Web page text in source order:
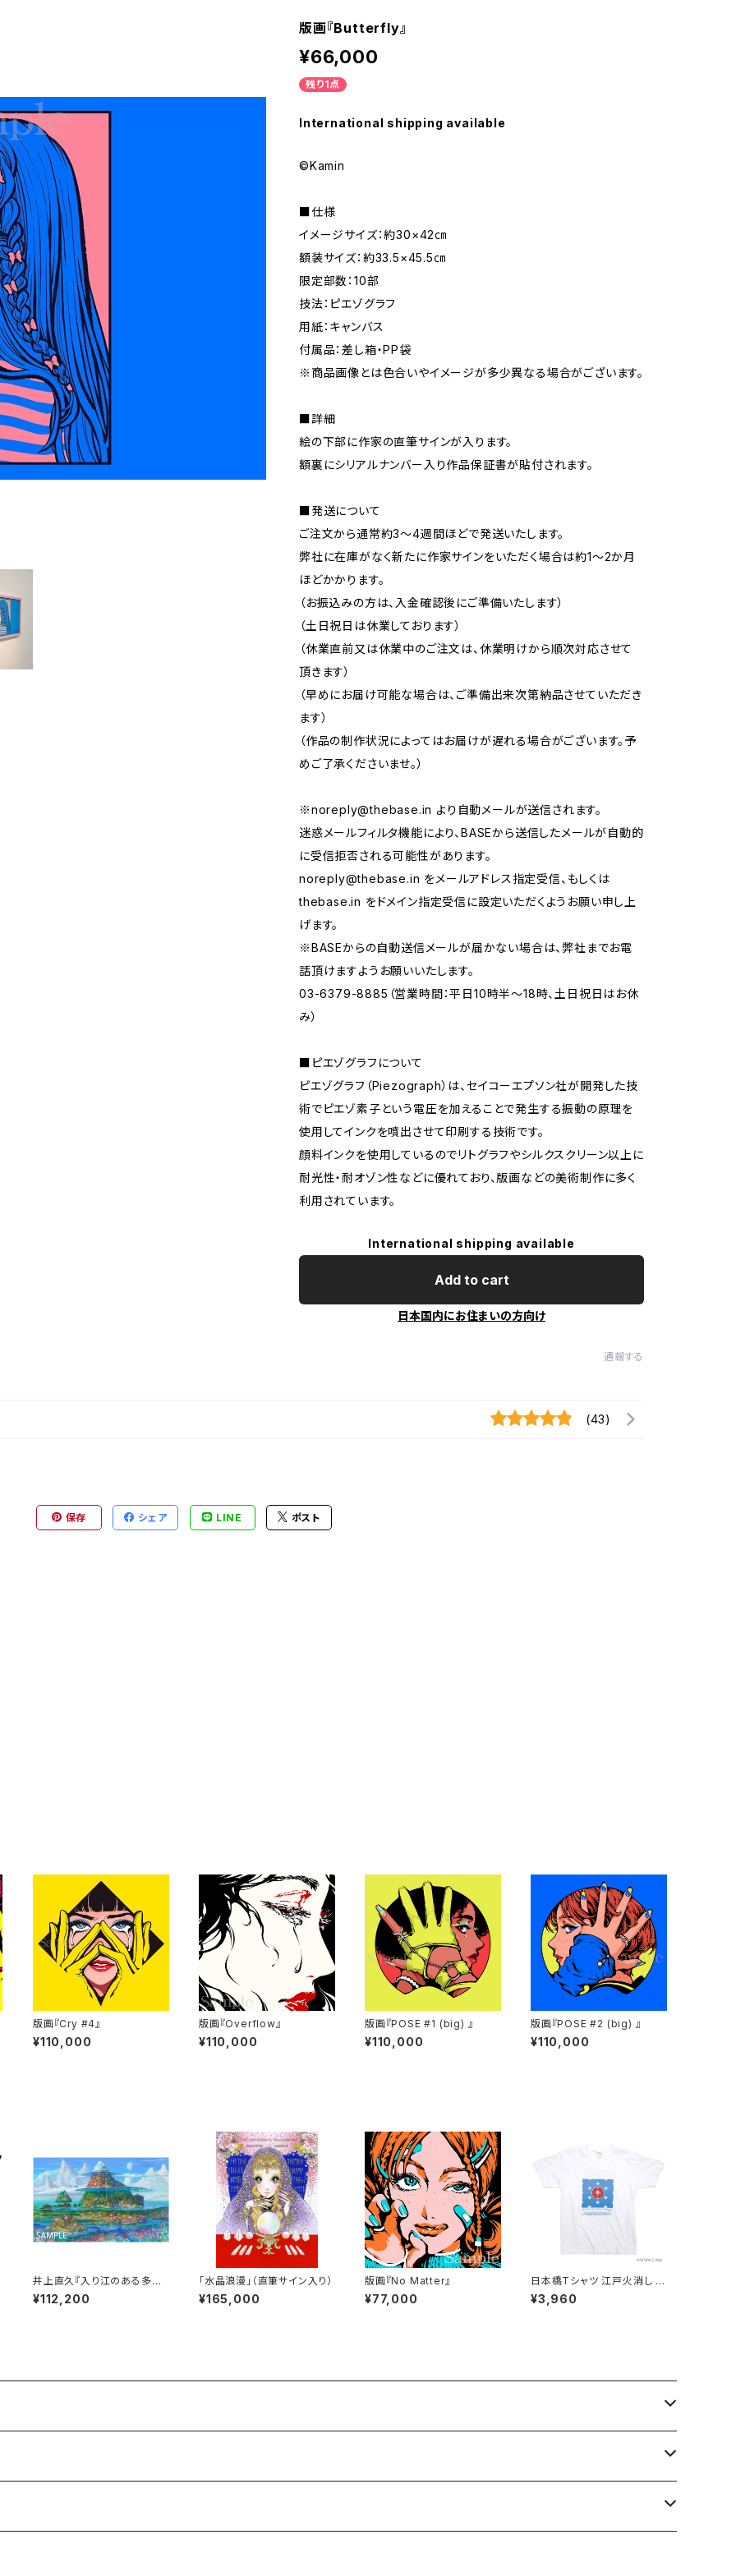
版画『Butterfly』
¥66,000
残り1点
International shipping available
©Kamin
■仕様
イメージサイズ：約30×42㎝
額装サイズ：約33.5×45.5㎝
限定部数：10部
技法：ピエゾグラフ
用紙：キャンバス
付属品：差し箱・PP袋
※商品画像とは色合いやイメージが多少異なる場合がございます。
■詳細
絵の下部に作家の直筆サインが入ります。
額裏にシリアルナンバー入り作品保証書が貼付されます。
■発送について
ご注文から通常約3〜4週間ほどで発送いたします。
弊社に在庫がなく新たに作家サインをいただく場合は約1〜2か月
ほどかかります。
（お振込みの方は、入金確認後にご準備いたします）
（土日祝日は休業しております）
（休業直前又は休業中のご注文は、休業明けから順次対応させて
頂きます）
（早めにお届け可能な場合は、ご準備出来次第納品させていただき
ます）
（作品の制作状況によってはお届けが遅れる場合がございます。予
めご了承くださいませ。）
※noreply@thebase.in より自動メールが送信されます。
迷惑メールフィルタ機能により、BASEから送信したメールが自動的
に受信拒否される可能性があります。
noreply@thebase.in をメールアドレス指定受信、もしくは
thebase.in をドメイン指定受信に設定いただくようお願い申し上
げます。
※BASEからの自動送信メールが届かない場合は、弊社までお電
話頂けますようお願いいたします。
03-6379-8885（営業時間：平日10時半〜18時、土日祝日はお休
み）
■ピエゾグラフについて
ピエゾグラフ（Piezograph）は、セイコーエプソン社が開発した技
術でピエゾ素子という電圧を加えることで発生する振動の原理を
使用してインクを噴出させて印刷する技術です。
顔料インクを使用しているのでリトグラフやシルクスクリーン以上に
耐光性・耐オゾン性などに優れており、版画などの美術制作に多く
利用されています。
International shipping available
Add to cart
日本国内にお住まいの方向け
通報する
(43)
保存 シェア LINE ポスト
版画『Cry #4』
¥110,000
版画『Overflow』
¥110,000
版画『POSE #1 (big) 』
¥110,000
版画『POSE #2 (big) 』
¥110,000
井上直久『入り江のある多層
海2020』版画
¥112,200
「水晶浪漫」（直筆サイン入り）
¥165,000
版画『No Matter』
¥77,000
日本橋Tシャツ 江戸火消し に
組
¥3,960